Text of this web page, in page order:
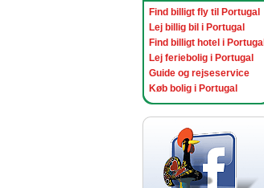
Find billigt fly til Portugal
Lej billig bil i Portugal
Find billigt hotel i Portugal
Lej feriebolig i Portugal
Guide og rejseservice
Køb bolig i Portugal